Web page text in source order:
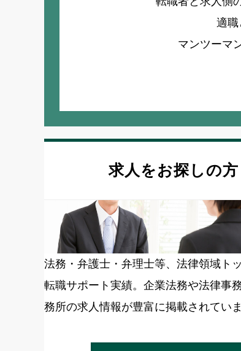
適職
マンツーマ
求人をお探しの方
法務・弁護士・弁理士等、法律領域ト
転職サポート実績。企業法務や法律事
務所の求人情報が豊富に掲載されていま